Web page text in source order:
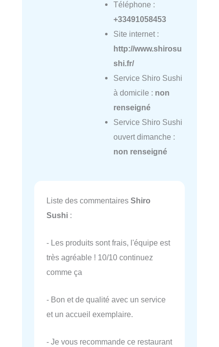
Téléphone :
+33491058453
Site internet :
http://www.shirosu
shi.fr/
Service Shiro Sushi
à domicile : non
renseigné
Service Shiro Sushi
ouvert dimanche :
non renseigné
Liste des commentaires Shiro
Sushi :
- Les produits sont frais, l'équipe est
très agréable ! 10/10 continuez
comme ça
- Bon et de qualité avec un service
et un accueil exemplaire.
- Je vous recommande ce restaurant